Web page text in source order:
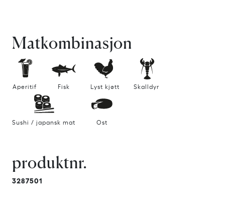
Matkombinasjon
Aperitif Fisk Lyst kjøtt Skalldyr
Sushi / japansk mat Ost
produktnr.
3287501